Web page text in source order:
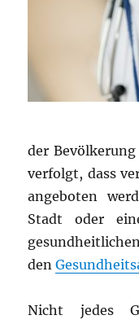
der
verfolgt, dass
angeboten
Stadt oder
den
Nicht jedes